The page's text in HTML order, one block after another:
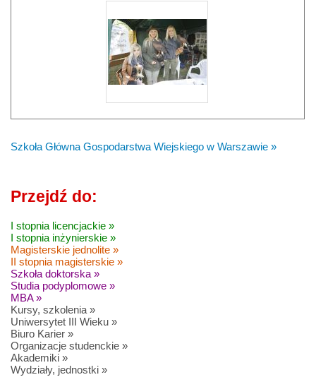
Szkoła Główna Gospodarstwa Wiejskiego w Warszawie »
Przejdź do:
I stopnia licencjackie »
I stopnia inżynierskie »
Magisterskie jednolite »
II stopnia magisterskie »
Szkoła doktorska »
Studia podyplomowe »
MBA »
Kursy, szkolenia »
Uniwersytet III Wieku »
Biuro Karier »
Organizacje studenckie »
Akademiki »
Wydziały, jednostki »